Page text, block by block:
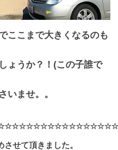
ここまで大きくなるのも
ょうか？！(この子誰で
いませ。。
させて頂きました。